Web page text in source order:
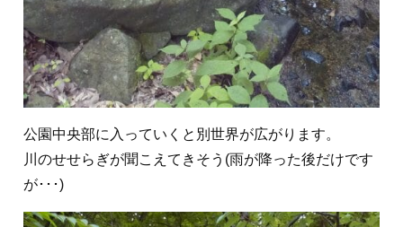
公園中央部に入っていくと別世界が広がります。
川のせせらぎが聞こえてきそう(雨が降った後だけです
が･･･)